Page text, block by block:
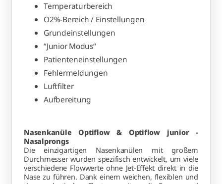
Temperaturbereich
O2%-Bereich / Einstellungen
Grundeinstellungen
“Junior Modus“
Patienteneinstellungen
Fehlermeldungen
Luftfilter
Aufbereitung
Nasenkanüle Optiflow & Optiflow junior -
Nasalprongs
Die einzigartigen Nasenkanülen mit großem
Durchmesser wurden spezifisch entwickelt, um viele
verschiedene Flowwerte ohne Jet-Effekt direkt in die
Nase zu führen. Dank einem weichen, flexiblen und